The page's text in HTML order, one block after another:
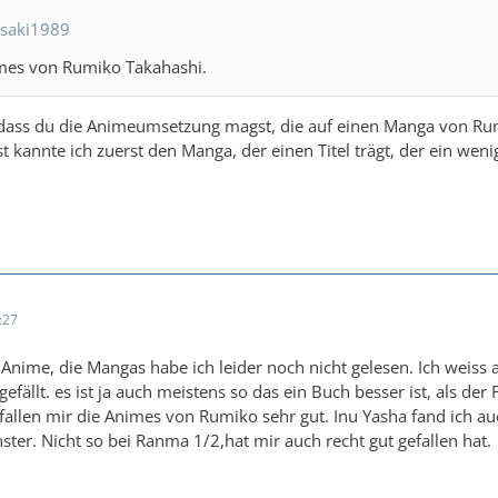
von Rumiko Takahashi.
du die Animeumsetzung magst, die auf einen Manga von
kannte ich zuerst den Manga, der einen Titel trägt, der ein
die Mangas habe ich leider noch nicht gelesen. Ich
es ist ja auch meistens so das ein Buch besser ist, als der
mir die Animes von Rumiko sehr gut. Inu Yasha fand ich
Nicht so bei Ranma 1/2,hat mir auch recht gut gefallen hat.